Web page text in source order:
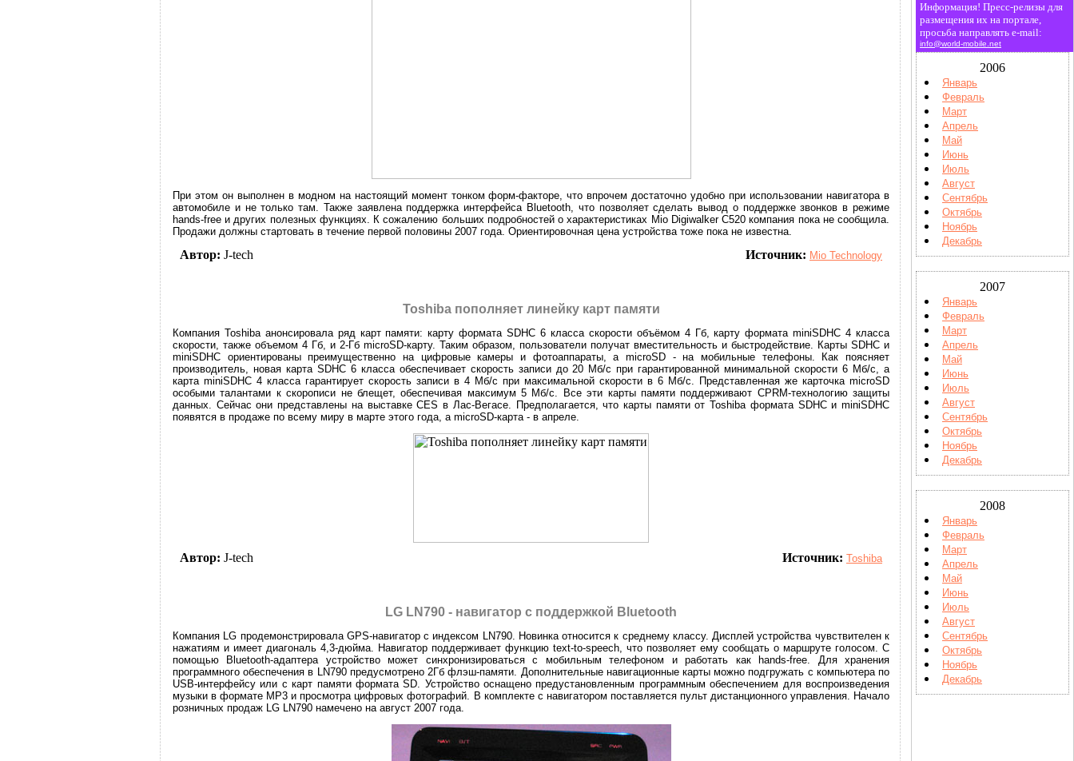
При этом он выполнен в модном на настоящий момент тонком форм-факторе, что впрочем достаточно удобно при использовании навигатора в
автомобиле и не только там. Также заявлена поддержка интерфейса Bluetooth, что позволяет сделать вывод о поддержке звонков в режиме
hands-free и других полезных функциях. К сожалению больших подробностей о характеристиках Mio Digiwalker C520 компания пока не сообщила.
Продажи должны стартовать в течение первой половины 2007 года. Ориентировочная цена устройства тоже пока не известна.
Автор: J-tech Источник: Mio Technology
Toshiba пополняет линейку карт памяти
Компания Toshiba анонсировала ряд карт памяти: карту формата SDHC 6 класса скорости объёмом 4 Гб, карту формата miniSDHC 4 класса
скорости, также объемом 4 Гб, и 2-Гб microSD-карту. Таким образом, пользователи получат вместительность и быстродействие. Карты SDHC и
miniSDHC ориентированы преимущественно на цифровые камеры и фотоаппараты, а microSD - на мобильные телефоны. Как поясняет
производитель, новая карта SDHC 6 класса обеспечивает скорость записи до 20 Мб/с при гарантированной минимальной скорости 6 Мб/с, а
карта miniSDHC 4 класса гарантирует скорость записи в 4 Мб/с при максимальной скорости в 6 Мб/с. Представленная же карточка microSD
особыми талантами к скорописи не блещет, обеспечивая максимум 5 Мб/с. Все эти карты памяти поддерживают CPRM-технологию защиты
данных. Сейчас они представлены на выставке CES в Лас-Вегасе. Предполагается, что карты памяти от Toshiba формата SDHC и miniSDHC
появятся в продаже по всему миру в марте этого года, а microSD-карта - в апреле.
Автор: J-tech Источник: Toshiba
LG LN790 - навигатор с поддержкой Bluetooth
Компания LG продемонстрировала GPS-навигатор с индексом LN790. Новинка относится к среднему классу. Дисплей устройства чувствителен к
нажатиям и имеет диагональ 4,3-дюйма. Навигатор поддерживает функцию text-to-speech, что позволяет ему сообщать о маршруте голосом. С
помощью Bluetooth-адаптера устройство может синхронизироваться с мобильным телефоном и работать как hands-free. Для хранения
программного обеспечения в LN790 предусмотрено 2Гб флэш-памяти. Дополнительные навигационные карты можно подгружать с компьютера по
USB-интерфейсу или с карт памяти формата SD. Устройство оснащено предустановленным программным обеспечением для воспроизведения
музыки в формате MP3 и просмотра цифровых фотографий. В комплекте с навигатором поставляется пульт дистанционного управления. Начало
розничных продаж LG LN790 намечено на август 2007 года.
Информация! Пресс-релизы для
размещения их на портале,
просьба направлять e-mail:
info@world-mobile.net
2006
Январь
Февраль
Март
Апрель
Май
Июнь
Июль
Август
Сентябрь
Октябрь
Ноябрь
Декабрь
2007
Январь
Февраль
Март
Апрель
Май
Июнь
Июль
Август
Сентябрь
Октябрь
Ноябрь
Декабрь
2008
Январь
Февраль
Март
Апрель
Май
Июнь
Июль
Август
Сентябрь
Октябрь
Ноябрь
Декабрь